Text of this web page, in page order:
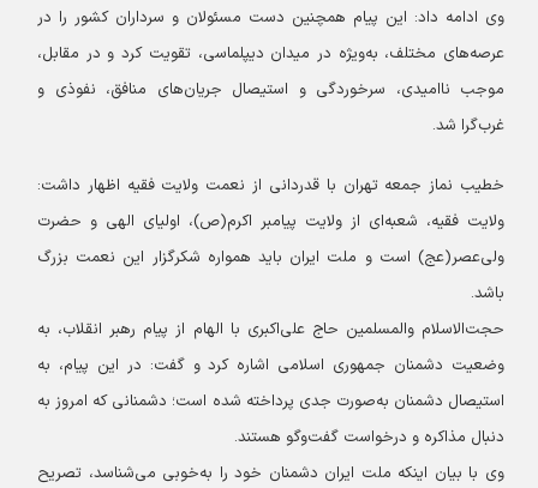
وی ادامه داد: این پیام همچنین دست مسئولان و سرداران کشور را در
عرصه‌های مختلف، به‌ویژه در میدان دیپلماسی، تقویت کرد و در مقابل،
موجب ناامیدی، سرخوردگی و استیصال جریان‌های منافق، نفوذی و
غرب‌گرا شد.
خطیب نماز جمعه تهران با قدردانی از نعمت ولایت فقیه اظهار داشت:
ولایت فقیه، شعبه‌ای از ولایت پیامبر اکرم(ص)، اولیای الهی و حضرت
ولی‌عصر(عج) است و ملت ایران باید همواره شکرگزار این نعمت بزرگ
باشد.
حجت‌الاسلام والمسلمین حاج علی‌اکبری با الهام از پیام رهبر انقلاب، به
وضعیت دشمنان جمهوری اسلامی اشاره کرد و گفت: در این پیام، به
استیصال دشمنان به‌صورت جدی پرداخته شده است؛ دشمنانی که امروز به
دنبال مذاکره و درخواست گفت‌وگو هستند.
وی با بیان اینکه ملت ایران دشمنان خود را به‌خوبی می‌شناسد، تصریح